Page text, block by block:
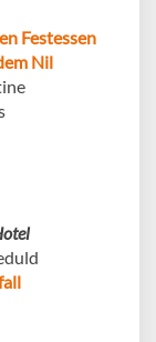
Festessen
Nil